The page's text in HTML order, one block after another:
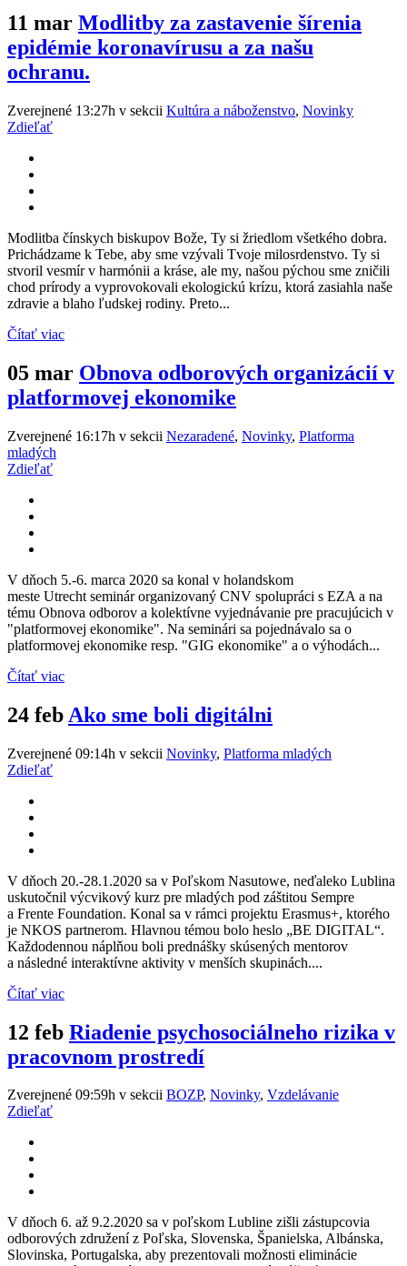
11 mar Modlitby za zastavenie šírenia
epidémie koronavírusu a za našu
ochranu.
Zverejnené 13:27h v sekcii Kultúra a náboženstvo, Novinky
Zdieľať
Modlitba čínskych biskupov Bože, Ty si žriedlom všetkého dobra.
Prichádzame k Tebe, aby sme vzývali Tvoje milosrdenstvo. Ty si
stvoril vesmír v harmónii a kráse, ale my, našou pýchou sme zničili
chod prírody a vyprovokovali ekologickú krízu, ktorá zasiahla naše
zdravie a blaho ľudskej rodiny. Preto...
Čítať viac
05 mar Obnova odborových organizácií v
platformovej ekonomike
Zverejnené 16:17h v sekcii Nezaradené, Novinky, Platforma
mladých
Zdieľať
V dňoch 5.-6. marca 2020 sa konal v holandskom
meste Utrecht seminár organizovaný CNV spolupráci s EZA a na
tému Obnova odborov a kolektívne vyjednávanie pre pracujúcich v
"platformovej ekonomike". Na seminári sa pojednávalo sa o
platformovej ekonomike resp. "GIG ekonomike" a o výhodách...
Čítať viac
24 feb Ako sme boli digitálni
Zverejnené 09:14h v sekcii Novinky, Platforma mladých
Zdieľať
V dňoch 20.-28.1.2020 sa v Poľskom Nasutowe, neďaleko Lublina
uskutočnil výcvikový kurz pre mladých pod záštitou Sempre
a Frente Foundation. Konal sa v rámci projektu Erasmus+, ktorého
je NKOS partnerom. Hlavnou témou bolo heslo „BE DIGITAL“.
Každodennou náplňou boli prednášky skúsených mentorov
a následné interaktívne aktivity v menších skupinách....
Čítať viac
12 feb Riadenie psychosociálneho rizika v
pracovnom prostredí
Zverejnené 09:59h v sekcii BOZP, Novinky, Vzdelávanie
Zdieľať
V dňoch 6. až 9.2.2020 sa v poľskom Lubline zišli zástupcovia
odborových združení z Poľska, Slovenska, Španielska, Albánska,
Slovinska, Portugalska, aby prezentovali možnosti eliminácie